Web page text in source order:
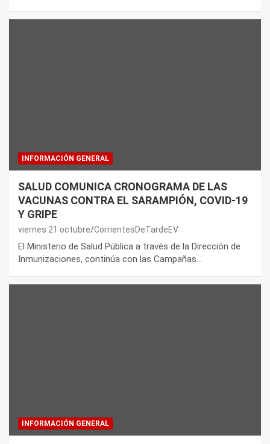
INFORMACIÓN GENERAL
SALUD COMUNICA CRONOGRAMA DE LAS
VACUNAS CONTRA EL SARAMPIÓN, COVID-19
Y GRIPE
viernes 21 octubre CorrientesDeTardeEV
El Ministerio de Salud Pública a través de la Dirección de
Inmunizaciones, continúa con las Campañas…
INFORMACIÓN GENERAL